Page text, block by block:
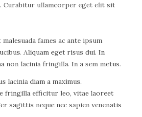
Curabitur ullamcorper eget elit sit
fames ac ante ipsum
Aliquam eget risus dui. In
non lacinia fringilla. In a sem metus.
lacinia diam a maximus.
fringilla efficitur leo, vitae laoreet
sagittis neque nec sapien venenatis